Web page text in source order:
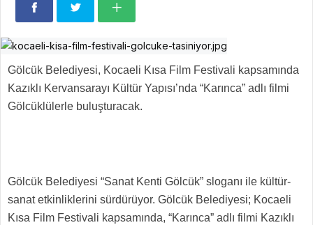
Gölcük Belediyesi, Kocaeli Kısa Film Festivali kapsamında
Kazıklı Kervansarayı Kültür Yapısı’nda “Karınca” adlı filmi
Gölcüklülerle buluşturacak.
Gölcük Belediyesi “Sanat Kenti Gölcük” sloganı ile kültür-
sanat etkinliklerini sürdürüyor. Gölcük Belediyesi; Kocaeli
Kısa Film Festivali kapsamında, “Karınca” adlı filmi Kazıklı